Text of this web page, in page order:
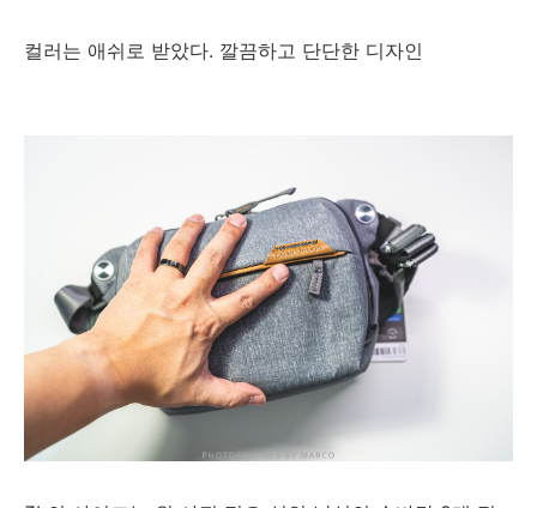
컬러는 애쉬로 받았다. 깔끔하고 단단한 디자인